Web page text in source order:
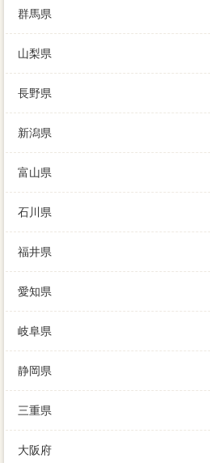
群馬県
山梨県
長野県
新潟県
富山県
石川県
福井県
愛知県
岐阜県
静岡県
三重県
大阪府